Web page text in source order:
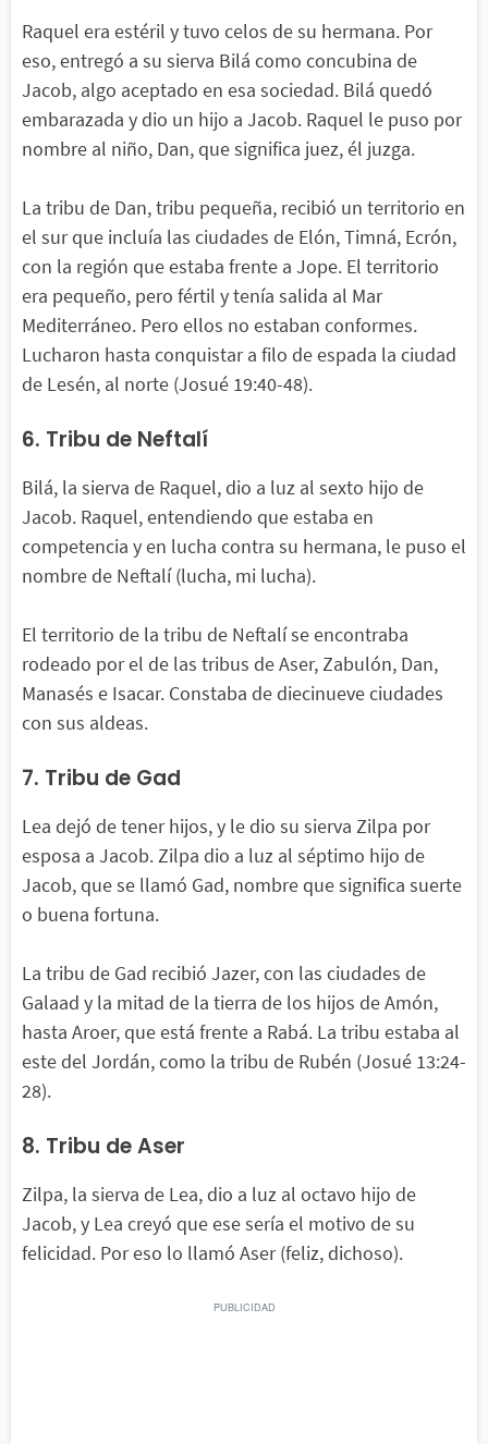
Raquel era estéril y tuvo celos de su hermana. Por
eso, entregó a su sierva Bilá como concubina de
Jacob, algo aceptado en esa sociedad. Bilá quedó
embarazada y dio un hijo a Jacob. Raquel le puso por
nombre al niño, Dan, que significa juez, él juzga.
La tribu de Dan, tribu pequeña, recibió un territorio en
el sur que incluía las ciudades de Elón, Timná, Ecrón,
con la región que estaba frente a Jope. El territorio
era pequeño, pero fértil y tenía salida al Mar
Mediterráneo. Pero ellos no estaban conformes.
Lucharon hasta conquistar a filo de espada la ciudad
de Lesén, al norte (Josué 19:40-48).
6. Tribu de Neftalí
Bilá, la sierva de Raquel, dio a luz al sexto hijo de
Jacob. Raquel, entendiendo que estaba en
competencia y en lucha contra su hermana, le puso el
nombre de Neftalí (lucha, mi lucha).
El territorio de la tribu de Neftalí se encontraba
rodeado por el de las tribus de Aser, Zabulón, Dan,
Manasés e Isacar. Constaba de diecinueve ciudades
con sus aldeas.
7. Tribu de Gad
Lea dejó de tener hijos, y le dio su sierva Zilpa por
esposa a Jacob. Zilpa dio a luz al séptimo hijo de
Jacob, que se llamó Gad, nombre que significa suerte
o buena fortuna.
La tribu de Gad recibió Jazer, con las ciudades de
Galaad y la mitad de la tierra de los hijos de Amón,
hasta Aroer, que está frente a Rabá. La tribu estaba al
este del Jordán, como la tribu de Rubén (Josué 13:24-
28).
8. Tribu de Aser
Zilpa, la sierva de Lea, dio a luz al octavo hijo de
Jacob, y Lea creyó que ese sería el motivo de su
felicidad. Por eso lo llamó Aser (feliz, dichoso).